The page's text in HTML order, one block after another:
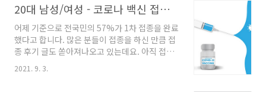
증상 약한 근육통 약한 두통 심한 근육통 심한
두..
다. 제가 블로그 검색해보니 정말 많은 코로나 백
신 접종 후기가 있더라구요. 그걸 다 찾아보는 것
도 일이더군요. 하지만 우리의 시간은 소중하니
까. 제가 다 읽어 보고 총정리 했습니다. 30대 남
자/여자 코로나 백신 접종후기 종합 총정리 30대
남성/여성 화이자, 모더나 백신 접종 후기
20대 남성/여성 - 코로나 백신 접종후기 총정리
어제 기준으로 전국민의 57%가 1차 접종을 완료
했다고 합니다. 많은 분들이 접종을 하신 만큼 접
종 후기 글도 쏟아져나오고 있는데요. 아직 접종
을 못하신 분들이 불안감에 찾아보시거나, 혹은
접종을 하셨는데 다른 분들은 어떤 후유증이 있
2021. 9. 3.